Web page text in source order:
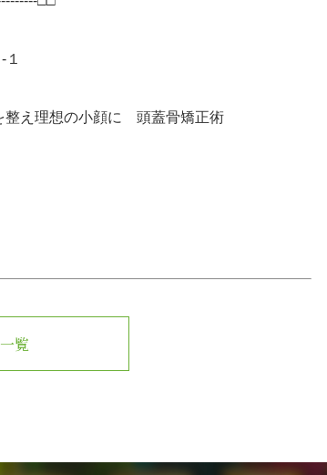
整え理想の小顔に 頭蓋骨矯正術
覧